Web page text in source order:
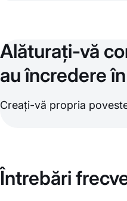
Alăturați-vă
au încredere
Creați-vă propria
Întrebări